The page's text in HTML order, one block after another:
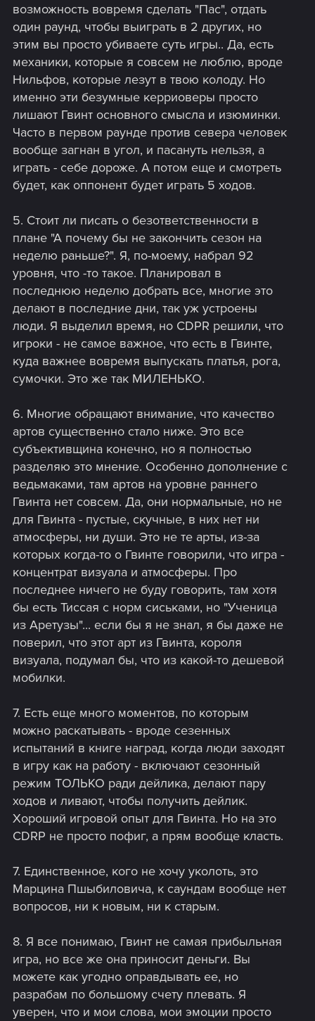
возможность вовремя сделать "Пас", отдать
один раунд, чтобы выиграть в 2 других, но
этим вы просто убиваете суть игры.. Да, есть
механики, которые я совсем не люблю, вроде
Нильфов, которые лезут в твою колоду. Но
именно эти безумные керриоверы просто
лишают Гвинт основного смысла и изюминки.
Часто в первом раунде против севера человек
вообще загнан в угол, и пасануть нельзя, а
играть - себе дороже. А потом еще и смотреть
будет, как оппонент будет играть 5 ходов.
5. Стоит ли писать о безответственности в
плане "А почему бы не закончить сезон на
неделю раньше?". Я, по-моему, набрал 92
уровня, что -то такое. Планировал в
последнюю неделю добрать все, многие это
делают в последние дни, так уж устроены
люди. Я выделил время, но CDPR решили, что
игроки - не самое важное, что есть в Гвинте,
куда важнее вовремя выпускать платья, рога,
сумочки. Это же так МИЛЕНЬКО.
6. Многие обращают внимание, что качество
артов существенно стало ниже. Это все
субъективщина конечно, но я полностью
разделяю это мнение. Особенно дополнение с
ведьмаками, там артов на уровне раннего
Гвинта нет совсем. Да, они нормальные, но не
для Гвинта - пустые, скучные, в них нет ни
атмосферы, ни души. Это не те арты, из-за
которых когда-то о Гвинте говорили, что игра -
концентрат визуала и атмосферы. Про
последнее ничего не буду говорить, там хотя
бы есть Тиссая с норм сиськами, но "Ученица
из Аретузы"... если бы я не знал, я бы даже не
поверил, что этот арт из Гвинта, короля
визуала, подумал бы, что из какой-то дешевой
мобилки.
7. Есть еще много моментов, по которым
можно раскатывать - вроде сезенных
испытаний в книге наград, когда люди заходят
в игру как на работу - включают сезонный
режим ТОЛЬКО ради дейлика, делают пару
ходов и ливают, чтобы получить дейлик.
Хороший игровой опыт для Гвинта. Но на это
CDRP не просто пофиг, а прям вообще класть.
7. Единственное, кого не хочу уколоть, это
Марцина Пшыбиловича, к саундам вообще нет
вопросов, ни к новым, ни к старым.
8. Я все понимаю, Гвинт не самая прибыльная
игра, но все же она приносит деньги. Вы
можете как угодно оправдывать ее, но
разрабам по большому счету плевать. Я
уверен, что и мои слова, мои эмоции просто